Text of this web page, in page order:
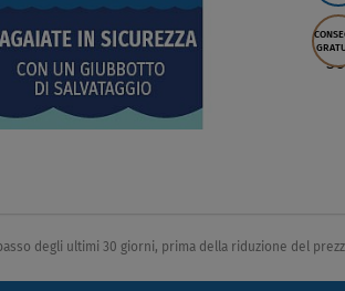
degli ultimi 30 giorni, prima della riduzione del